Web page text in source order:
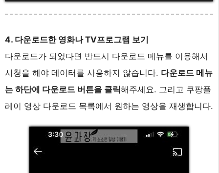
4. 다운로드한 영화나 TV프로그램 보기
다운로드가 되었다면 반드시 다운로드 메뉴를 이용해서
시청을 해야 데이터를 사용하지 않습니다. 다운로드 메뉴
는 하단에 다운로드 버튼을 클릭해주세요. 그리고 쿠팡플
레이 영상 다운로드 목록에서 원하는 영상을 재생합니다.